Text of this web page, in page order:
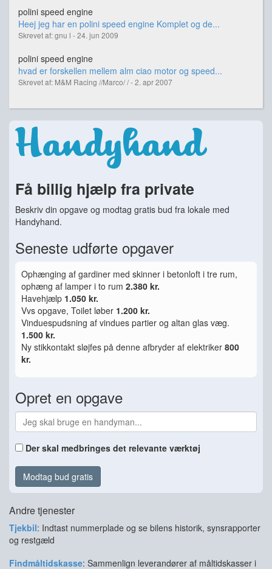
polini speed engine
Heej jeg har en polini speed engine Komplet og de...
Skrevet af: gnu l - 24. jun 2009
polini speed engine
hvad er forskellen mellem alm ciao motor og speed...
Skrevet af: M&M Racing //Marco/ / - 2. apr 2007
Få billig hjælp fra private
Beskriv din opgave og modtag gratis bud fra lokale med
Handyhand.
Seneste udførte opgaver
Ophænging af gardiner med skinner i betonloft i tre rum,
ophæng af lamper i to rum 2.380 kr.
Havehjælp 1.050 kr.
Vvs opgave, Toilet løber 1.200 kr.
Vinduespudsning af vindues partier og altan glas væg.
1.500 kr.
Ny stikkontakt sløjfes på denne afbryder af elektriker 800
kr.
Opret en opgave
Der skal medbringes det relevante værktøj
Modtag bud gratis
Andre tjenester
Tjekbil: Indtast nummerplade og se bilens historik, synsrapporter
og restgæld
Findmåltidskasse: Sammenlign leverandører af måltidskasser i